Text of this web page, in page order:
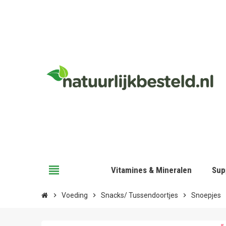
view_headline Vitamines & Mineralen
chevron_right Voeding chevron_right Snacks/ Tussendoortjes chevron_right Snoepjes